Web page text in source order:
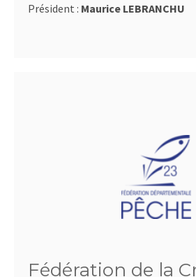
Président : Maurice LEBRANCHU
Fédération de la